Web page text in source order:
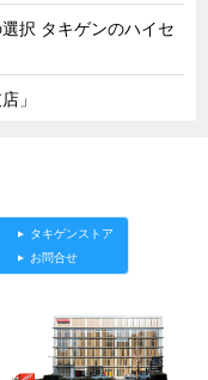
択 タキゲンのハイセ
」
タキゲンストア
お問合せ